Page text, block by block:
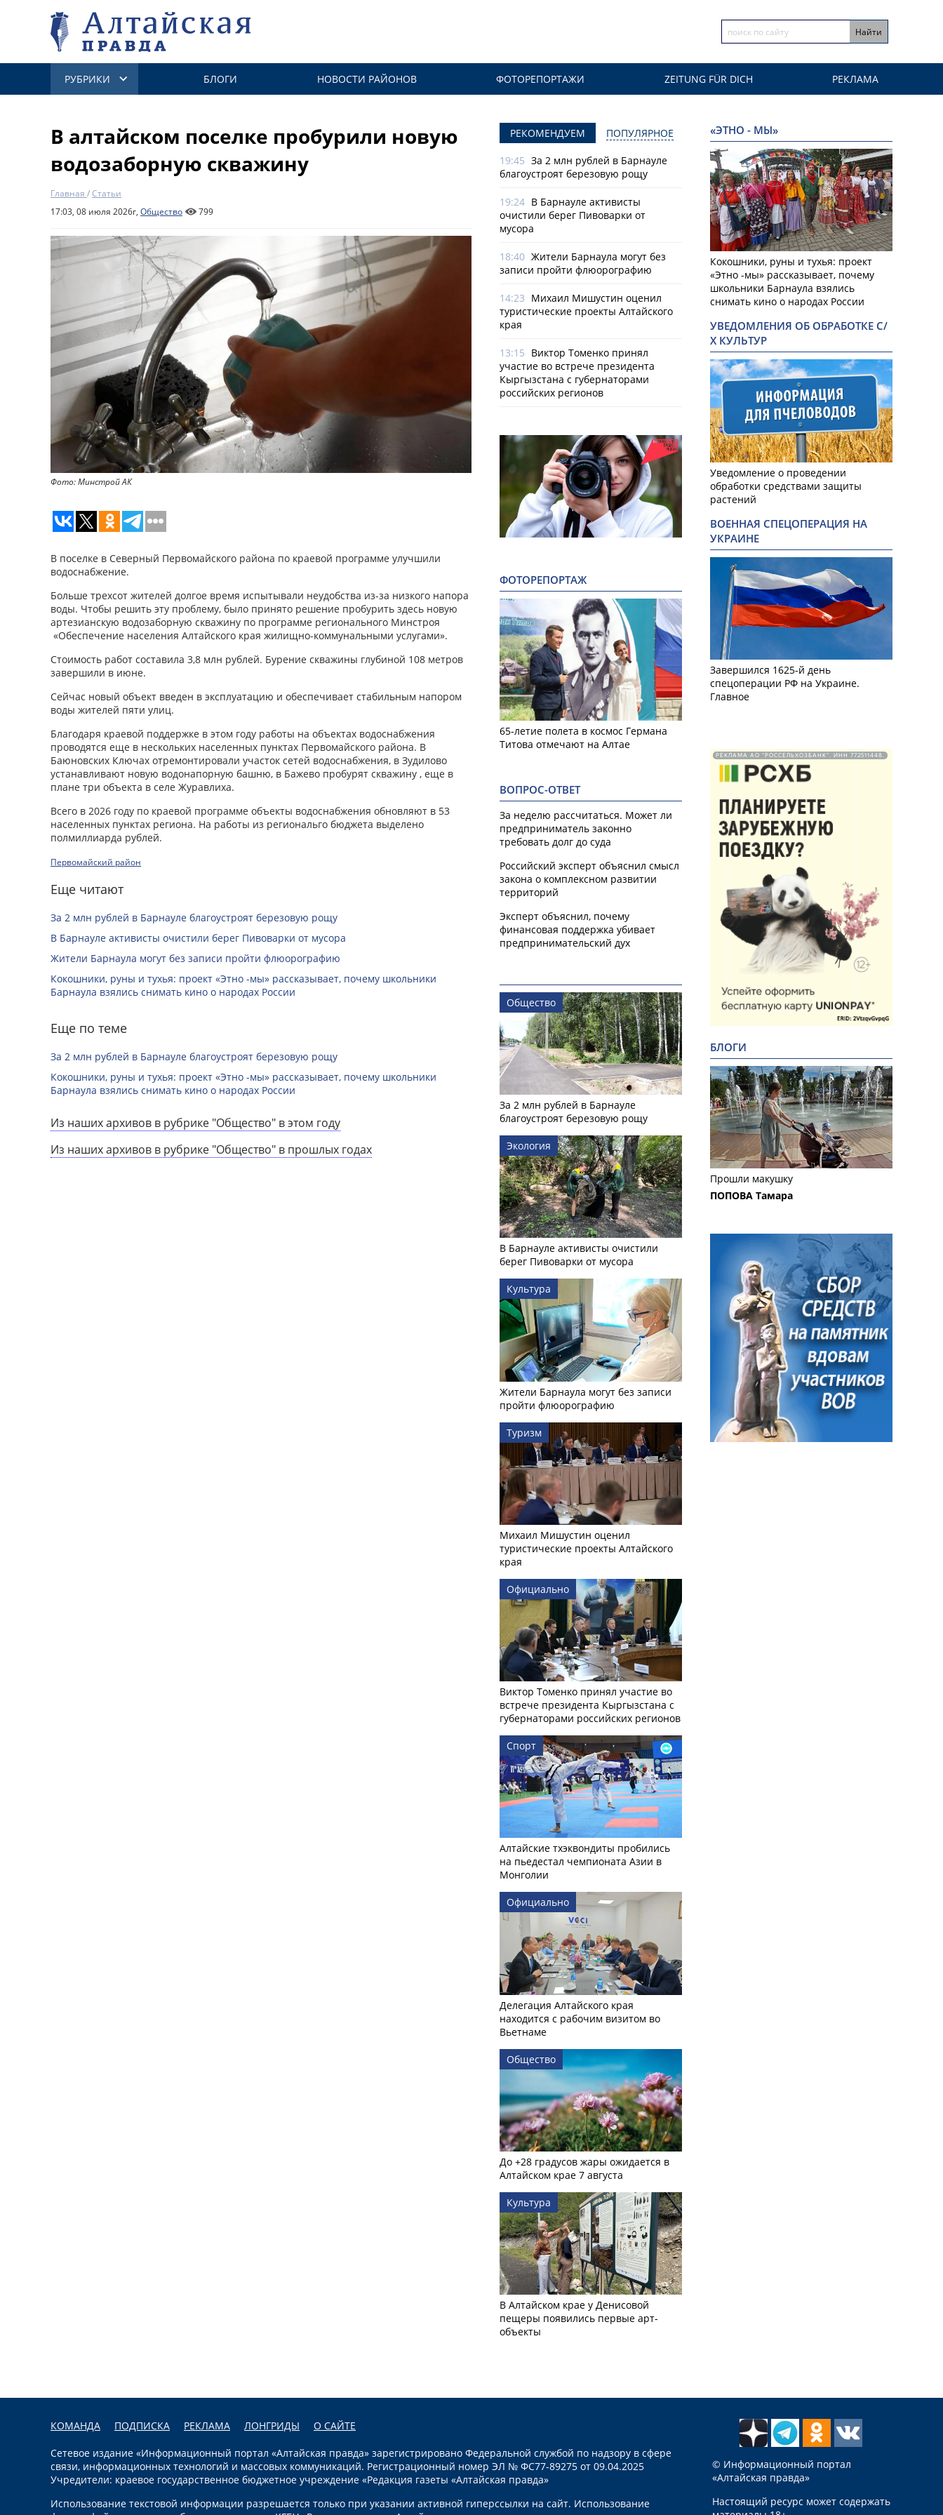
РУБРИКИ БЛОГИ НОВОСТИ РАЙОНОВ ФОТОРЕПОРТАЖИ ZEITUNG FÜR DICH РЕКЛАМА
В алтайском поселке пробурили новую
водозаборную скважину
Главная /Статьи
17:03, 08 июля 2026г, Общество 799
Фото: Минстрой АК
В поселке в Северный Первомайского района по краевой программе улучшили
водоснабжение.
Больше трехсот жителей долгое время испытывали неудобства из-за низкого напора
воды. Чтобы решить эту проблему, было принято решение пробурить здесь новую
артезианскую водозаборную скважину по программе регионального Минстроя
«Обеспечение населения Алтайского края жилищно-коммунальными услугами».
Стоимость работ составила 3,8 млн рублей. Бурение скважины глубиной 108 метров
завершили в июне.
Сейчас новый объект введен в эксплуатацию и обеспечивает стабильным напором
воды жителей пяти улиц.
Благодаря краевой поддержке в этом году работы на объектах водоснабжения
проводятся еще в нескольких населенных пунктах Первомайского района. В
Баюновских Ключах отремонтировали участок сетей водоснабжения, в Зудилово
устанавливают новую водонапорную башню, в Бажево пробурят скважину , еще в
плане три объекта в селе Журавлиха.
Всего в 2026 году по краевой программе объекты водоснабжения обновляют в 53
населенных пунктах региона. На работы из региональго бюджета выделено
полмиллиарда рублей.
Первомайский район
Еще читают
За 2 млн рублей в Барнауле благоустроят березовую рощу
В Барнауле активисты очистили берег Пивоварки от мусора
Жители Барнаула могут без записи пройти флюорографию
Кокошники, руны и тухья: проект «Этно -мы» рассказывает, почему школьники
Барнаула взялись снимать кино о народах России
Еще по теме
За 2 млн рублей в Барнауле благоустроят березовую рощу
Кокошники, руны и тухья: проект «Этно -мы» рассказывает, почему школьники
Барнаула взялись снимать кино о народах России
Из наших архивов в рубрике "Общество" в этом году
Из наших архивов в рубрике "Общество" в прошлых годах
РЕКОМЕНДУЕМ ПОПУЛЯРНОЕ
19:45 За 2 млн рублей в Барнауле
благоустроят березовую рощу
19:24 В Барнауле активисты
очистили берег Пивоварки от
мусора
18:40 Жители Барнаула могут без
записи пройти флюорографию
14:23 Михаил Мишустин оценил
туристические проекты Алтайского
края
13:15 Виктор Томенко принял
участие во встрече президента
Кыргызстана с губернаторами
российских регионов
ФОТОРЕПОРТАЖ
65-летие полета в космос Германа
Титова отмечают на Алтае
ВОПРОС-ОТВЕТ
За неделю рассчитаться. Может ли
предприниматель законно
требовать долг до суда
Российский эксперт объяснил смысл
закона о комплексном развитии
территорий
Эксперт объяснил, почему
финансовая поддержка убивает
предпринимательский дух
Общество
За 2 млн рублей в Барнауле
благоустроят березовую рощу
Экология
В Барнауле активисты очистили
берег Пивоварки от мусора
Культура
Жители Барнаула могут без записи
пройти флюорографию
Туризм
Михаил Мишустин оценил
туристические проекты Алтайского
края
Официально
Виктор Томенко принял участие во
встрече президента Кыргызстана с
губернаторами российских регионов
Спорт
Алтайские тхэквондиты пробились
на пьедестал чемпионата Азии в
Монголии
Официально
Делегация Алтайского края
находится с рабочим визитом во
Вьетнаме
Общество
До +28 градусов жары ожидается в
Алтайском крае 7 августа
Культура
В Алтайском крае у Денисовой
пещеры появились первые арт-
объекты
«ЭТНО - МЫ»
Кокошники, руны и тухья: проект
«Этно -мы» рассказывает, почему
школьники Барнаула взялись
снимать кино о народах России
УВЕДОМЛЕНИЯ ОБ ОБРАБОТКЕ С/
Х КУЛЬТУР
Уведомление о проведении
обработки средствами защиты
растений
ВОЕННАЯ СПЕЦОПЕРАЦИЯ НА
УКРАИНЕ
Завершился 1625-й день
спецоперации РФ на Украине.
Главное
РЕКЛАМА АО "РОССЕЛЬХОЗБАНК". ИНН 772511448.
БЛОГИ
Прошли макушку
ПОПОВА Тамара
КОМАНДА ПОДПИСКА РЕКЛАМА ЛОНГРИДЫ О САЙТЕ
Сетевое издание «Информационный портал «Алтайская правда» зарегистрировано Федеральной службой по надзору в сфере
связи, информационных технологий и массовых коммуникаций. Регистрационный номер ЭЛ № ФС77-89275 от 09.04.2025
Учредители: краевое государственное бюджетное учреждение «Редакция газеты «Алтайская правда»
Использование текстовой информации разрешается только при указании активной гиперссылки на сайт. Использование
© Информационный портал
«Алтайская правда»
Настоящий ресурс может содержать